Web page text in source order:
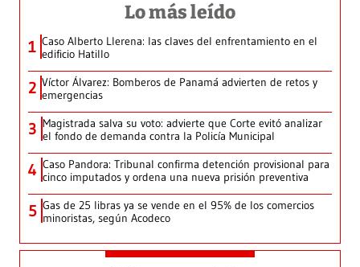
Lo más leído
1 Caso Alberto Llerena: las claves del enfrentamiento en el
edificio Hatillo
2 Víctor Álvarez: Bomberos de Panamá advierten de retos y
emergencias
3 Magistrada salva su voto: advierte que Corte evitó analizar
el fondo de demanda contra la Policía Municipal
4 Caso Pandora: Tribunal confirma detención provisional para
cinco imputados y ordena una nueva prisión preventiva
5 Gas de 25 libras ya se vende en el 95% de los comercios
minoristas, según Acodeco